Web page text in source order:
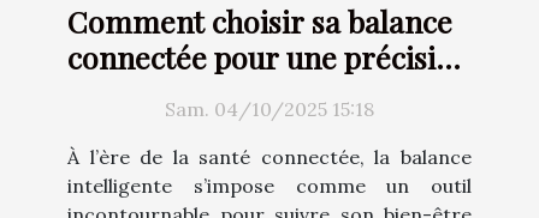
Comment choisir sa balance
connectée pour une précision
optimale ?Sam. 04/10/2025 15:18
À l’ère de la santé connectée, la balance
intelligente s’impose comme un outil